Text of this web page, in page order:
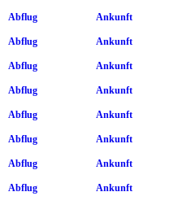
Abflug Ankunft
Abflug Ankunft
Abflug Ankunft
Abflug Ankunft
Abflug Ankunft
Abflug Ankunft
Abflug Ankunft
Abflug Ankunft